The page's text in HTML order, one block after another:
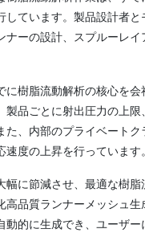
しています。製品設計者
ナーの設計、スプルーレ
に樹脂流動解析の核心を
製品ごとに射出圧力の上
た、内部のプライベート
度の上昇を行っています。
幅に節減させ、最適な樹
高品質ランナーメッシュ
動的に生成でき、ユーザ